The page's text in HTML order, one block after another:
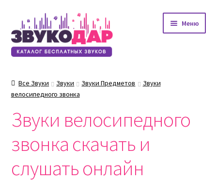
Перейти
к
навигации
Перейти
к
содержимому
Меню
Все Звуки Звуки Звуки Предметов
Звуки
велосипедного звонка
Звуки велосипедного
звонка скачать и
слушать онлайн